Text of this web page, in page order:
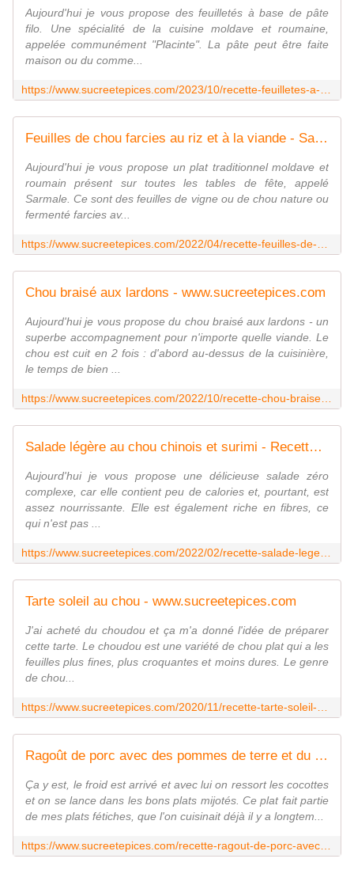
Aujourd'hui je vous propose des feuilletés à base de pâte
filo. Une spécialité de la cuisine moldave et roumaine,
appelée communément "Placinte". La pâte peut être faite
maison ou du comme...
Feuilles de chou farcies au riz et à la viande - Sarmale cu varza - www.sucreetepices.com
Aujourd'hui je vous propose un plat traditionnel moldave et
roumain présent sur toutes les tables de fête, appelé
Sarmale. Ce sont des feuilles de vigne ou de chou nature ou
fermenté farcies av...
Chou braisé aux lardons - www.sucreetepices.com
Aujourd'hui je vous propose du chou braisé aux lardons - un
superbe accompagnement pour n'importe quelle viande. Le
chou est cuit en 2 fois : d'abord au-dessus de la cuisinière,
le temps de bien ...
Salade légère au chou chinois et surimi - Recette en vidéo - www.sucreetepices.com
Aujourd'hui je vous propose une délicieuse salade zéro
complexe, car elle contient peu de calories et, pourtant, est
assez nourrissante. Elle est également riche en fibres, ce
qui n'est pas ...
Tarte soleil au chou - www.sucreetepices.com
J'ai acheté du choudou et ça m'a donné l'idée de préparer
cette tarte. Le choudou est une variété de chou plat qui a les
feuilles plus fines, plus croquantes et moins dures. Le genre
de chou...
Ragoût de porc avec des pommes de terre et du chou en sauce tomates - www.sucreetepices.com
Ça y est, le froid est arrivé et avec lui on ressort les cocottes
et on se lance dans les bons plats mijotés. Ce plat fait partie
de mes plats fétiches, que l'on cuisinait déjà il y a longtem...